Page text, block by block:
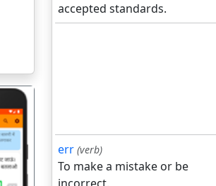
accepted standards.
err (verb)
To make a mistake or be